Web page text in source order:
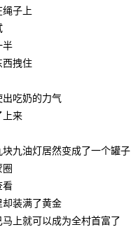
绳子上
半
西拽住
吃奶的力气
上来
九油灯居然变成了一个罐子
圈
看
装满了黄金
上就可以成为全村首富了